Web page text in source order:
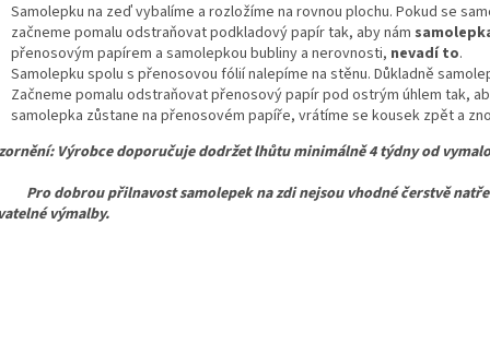
Samolepku na zeď vybalíme a rozložíme na rovnou plochu. Pokud se
začneme pomalu odstraňovat podkladový papír tak, aby nám
přenosovým papírem a samolepkou bubliny a nerovnosti, nevadí to.
Samolepku spolu s přenosovou fólií nalepíme na stěnu. Důkladně
Začneme pomalu odstraňovat přenosový papír pod ostrým úhlem tak,
samolepka zůstane na přenosovém papíře, vrátíme se kousek zpět a
Výrobce doporučuje dodržet lhůtu minimálně 4 týdny od
přilnavost samolepek na zdi nejsou vhodné čerstvě
výmalby.